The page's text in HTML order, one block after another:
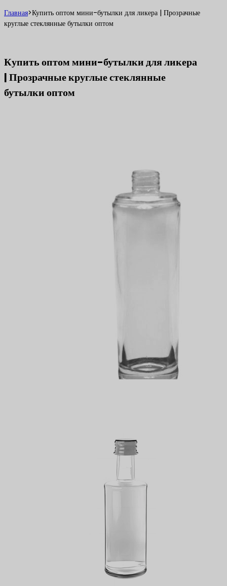
Главная>Купить оптом мини-бутылки для ликера | Прозрачные
круглые стеклянные бутылки оптом
Купить оптом мини-бутылки для ликера
| Прозрачные круглые стеклянные
бутылки оптом